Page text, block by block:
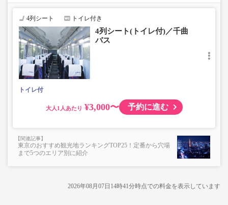
4列シート トイレ付き
4列シート(トイレ付)／千曲
バス
トイレ付
大人 ¥3,000〜 予約に進む
東京のおすすめ観光地ランキングTOP25！定番から穴場
まで5つのエリア別に紹介
2026年08月07日14時41分時点での料金を表示しています